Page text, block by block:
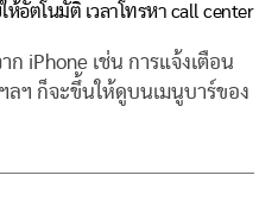
ห้อัตโนมัติ เวลาโทรหา call center
ก iPhone เช่น การแจ้งเตือน
ลฯ ก็จะขึ้นให้ดูบนเมนูบาร์ของ